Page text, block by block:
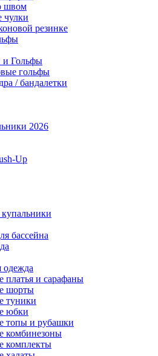
швом
чулки
резинке
и Гольфы
гольфы
/ бандалетки
2026
Up
бассейна
одежда
и сарафаны
шорты
туники
юбки
топы и рубашки
комбинезоны
комплекты